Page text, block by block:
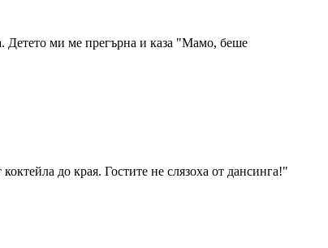
Детето ми ме прегърна и каза "Мамо, беше
до края. Гостите не слязоха от дансинга!"